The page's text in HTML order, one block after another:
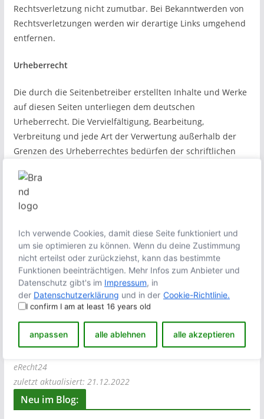
Ich verwende Cookies, damit diese Seite funktioniert und
um sie optimieren zu können. Wenn du deine Zustimmung
nicht erteilst oder zurückziehst, kann das bestimmte
Funktionen beeinträchtigen. Mehr Infos zum Anbieter und
Datenschutz gibt's im Impressum , in
der Datenschutzerklärung und in der Cookie-Richtlinie.
I confirm I am at least 16 years old
anpassen alle ablehnen alle akzeptieren
Rechtsverletzung nicht zumutbar. Bei Bekanntwerden von
Rechtsverletzungen werden wir derartige Links umgehend
entfernen.
Urheberrecht
Die durch die Seitenbetreiber erstellten Inhalte und Werke
auf diesen Seiten unterliegen dem deutschen
Urheberrecht. Die Vervielfältigung, Bearbeitung,
Verbreitung und jede Art der Verwertung außerhalb der
Grenzen des Urheberrechtes bedürfen der schriftlichen
Downloads und Kopien dieser Seite sind nur für den
privaten, nicht kommerziellen Gebrauch gestattet.
erstellt wurden, werden die Urheberrechte Dritter
beachtet. Insbesondere werden Inhalte Dritter als solche
gekennzeichnet. Sollten Sie trotzdem auf eine
Urheberrechtsverletzung aufmerksam werden, bitten wir
um einen entsprechenden Hinweis. Bei Bekanntwerden
von Rechtsverletzungen werden wir derartige Inhalte
umgehend entfernen.
eRecht24
zuletzt aktualisiert: 21.12.2022
Neu im Blog: